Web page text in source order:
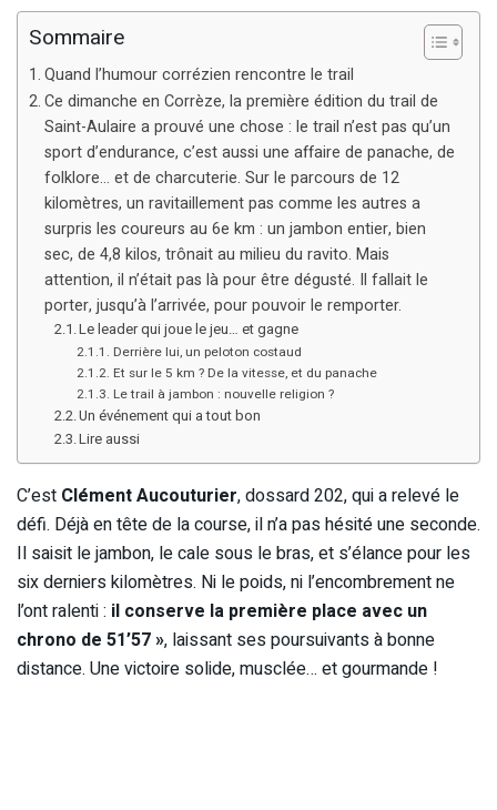
Sommaire
Quand l’humour corrézien rencontre le trail
Ce dimanche en Corrèze, la première édition du trail de
Saint-Aulaire a prouvé une chose : le trail n’est pas qu’un
sport d’endurance, c’est aussi une affaire de panache, de
folklore… et de charcuterie. Sur le parcours de 12
kilomètres, un ravitaillement pas comme les autres a
surpris les coureurs au 6e km : un jambon entier, bien
sec, de 4,8 kilos, trônait au milieu du ravito. Mais
attention, il n’était pas là pour être dégusté. Il fallait le
porter, jusqu’à l’arrivée, pour pouvoir le remporter.
Le leader qui joue le jeu… et gagne
Derrière lui, un peloton costaud
Et sur le 5 km ? De la vitesse, et du panache
Le trail à jambon : nouvelle religion ?
Un événement qui a tout bon
Lire aussi
C’est Clément Aucouturier, dossard 202, qui a relevé le
défi. Déjà en tête de la course, il n’a pas hésité une seconde.
Il saisit le jambon, le cale sous le bras, et s’élance pour les
six derniers kilomètres. Ni le poids, ni l’encombrement ne
l’ont ralenti : il conserve la première place avec un
chrono de 51’57 », laissant ses poursuivants à bonne
distance. Une victoire solide, musclée… et gourmande !